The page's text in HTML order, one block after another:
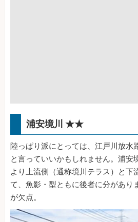
浦安境川 ★★
陸っぱり派にとっては、江戸川放水
と言っていいかもしれません。浦安
より上流側（通称境川テラス）と下
て、魚影・型ともに後者に分があり
が欠点。